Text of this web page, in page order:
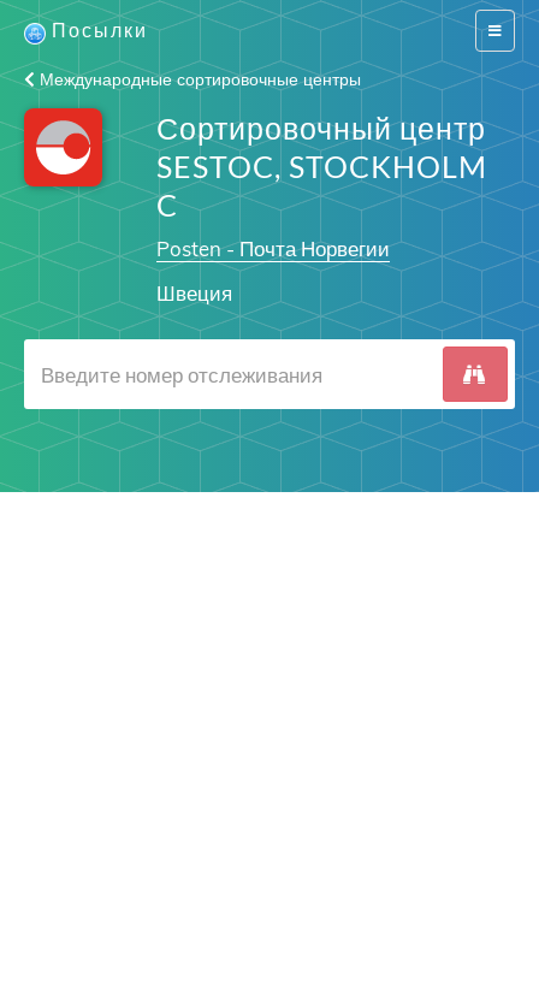
Switch
Посылки
Международные сортировочные центры
Сортировочный центр
SESTOC, STOCKHOLM
C
Posten - Почта Норвегии
Швеция